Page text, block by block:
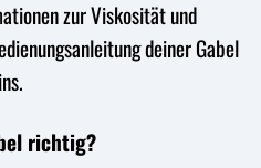
zur Viskosität und
deiner Gabel
richtig?